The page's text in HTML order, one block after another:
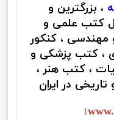
، بزرگترین و
کتب علمی و
، کنکور
، کتب پزشکی و
، کتب هنر ،
در ایران
1